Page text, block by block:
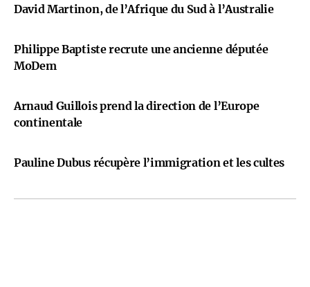
David Martinon, de l’Afrique du Sud à l’Australie
Philippe Baptiste recrute une ancienne députée
MoDem
Arnaud Guillois prend la direction de l’Europe
continentale
Pauline Dubus récupère l’immigration et les cultes